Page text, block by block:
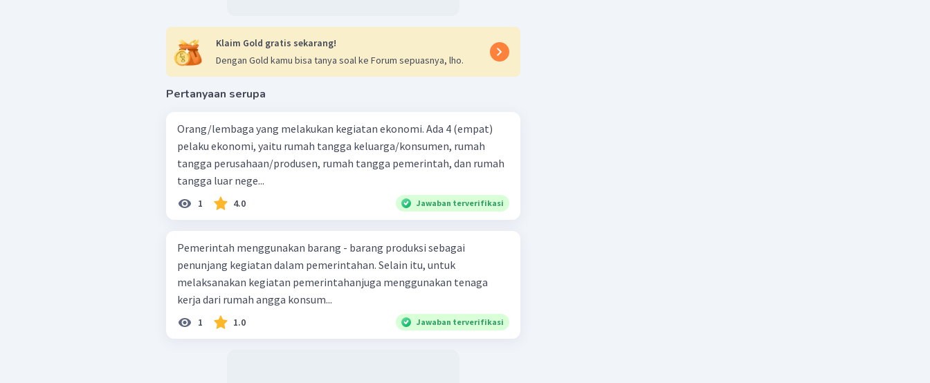
Klaim Gold gratis sekarang!
Dengan Gold kamu bisa tanya soal ke Forum sepuasnya, lho.
Pertanyaan serupa
Orang/lembaga yang melakukan kegiatan ekonomi. Ada 4 (empat)
pelaku ekonomi, yaitu rumah tangga keluarga/konsumen, rumah
tangga perusahaan/produsen, rumah tangga pemerintah, dan rumah
tangga luar nege...
1 4.0 Jawaban terverifikasi
Pemerintah menggunakan barang - barang produksi sebagai
penunjang kegiatan dalam pemerintahan. Selain itu, untuk
melaksanakan kegiatan pemerintahanjuga menggunakan tenaga
kerja dari rumah angga konsum...
1 1.0 Jawaban terverifikasi